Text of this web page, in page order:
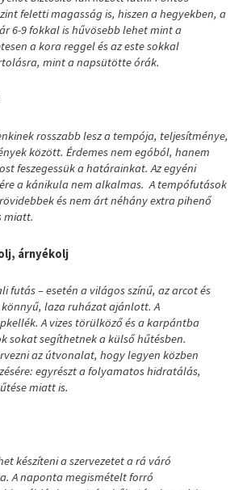
feletti magasság is, hiszen a hegyekben, a
6-9 fokkal is hűvösebb lehet mint a
a kora reggel és az este sokkal
mint a napsütötte órák.
rosszabb lesz a tempója, teljesítménye,
között. Érdemes nem egóból, hanem
feszegessük a határainkat. Az egyéni
a kánikula nem alkalmas. A tempófutások
és nem árt néhány extra pihenő
miatt.
árnyékolj
futás – esetén a világos színű, az arcot és
laza ruházat ajánlott. A
A vizes törülköző és a karpántba
sokat segíthetnek a külső hűtésben.
az útvonalat, hogy legyen közben
egyrészt a folyamatos hidratálás,
miatt is.
készíteni a szervezetet a rá váró
A naponta megismételt forró